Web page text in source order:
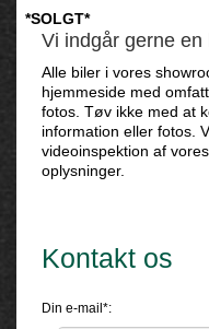
*SOLGT*
Vi indgår gerne en
Alle biler i vores
hjemmeside med
fotos. Tøv ikke med at
information eller fotos.
videoinspektion af
oplysninger.
Kontakt os
Din e-mail*: